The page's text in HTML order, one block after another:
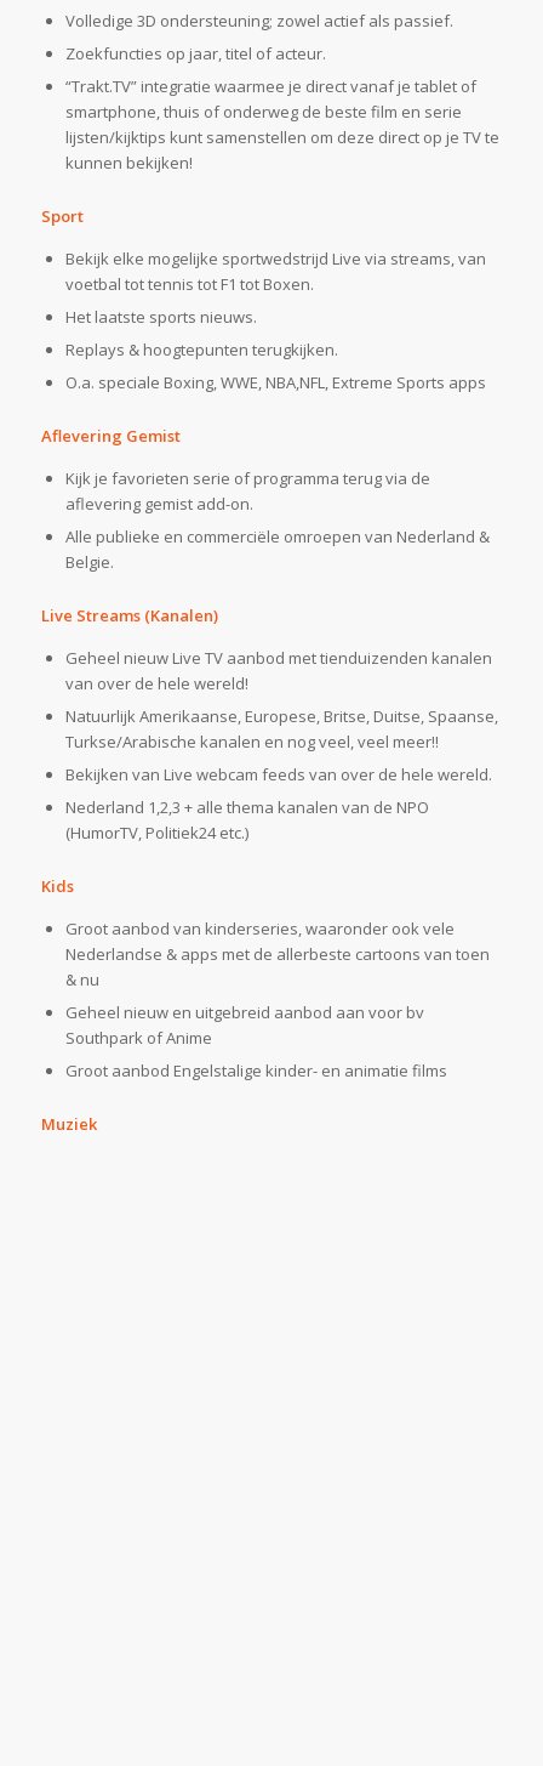
Volledige 3D ondersteuning; zowel actief als passief.
Zoekfuncties op jaar, titel of acteur.
“Trakt.TV” integratie waarmee je direct vanaf je tablet of
smartphone, thuis of onderweg de beste film en serie
lijsten/kijktips kunt samenstellen om deze direct op je TV te
kunnen bekijken!
Sport
Bekijk elke mogelijke sportwedstrijd Live via streams, van
voetbal tot tennis tot F1 tot Boxen.
Het laatste sports nieuws.
Replays & hoogtepunten terugkijken.
O.a. speciale Boxing, WWE, NBA,NFL, Extreme Sports apps
Aflevering Gemist
Kijk je favorieten serie of programma terug via de
aflevering gemist add-on.
Alle publieke en commerciële omroepen van Nederland &
Belgie.
Live Streams (Kanalen)
Geheel nieuw Live TV aanbod met tienduizenden kanalen
van over de hele wereld!
Natuurlijk Amerikaanse, Europese, Britse, Duitse, Spaanse,
Turkse/Arabische kanalen en nog veel, veel meer!!
Bekijken van Live webcam feeds van over de hele wereld.
Nederland 1,2,3 + alle thema kanalen van de NPO
(HumorTV, Politiek24 etc.)
Kids
Groot aanbod van kinderseries, waaronder ook vele
Nederlandse & apps met de allerbeste cartoons van toen
& nu
Geheel nieuw en uitgebreid aanbod aan voor bv
Southpark of Anime
Groot aanbod Engelstalige kinder- en animatie films
Muziek